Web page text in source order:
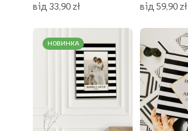
від 33,90 zł
від 59,90 zł
НОВИНКА